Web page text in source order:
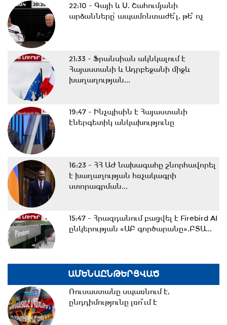
22:10 - Գայի և Ս. Շահումյանի
արձանները՝ ապամոնտաժե՞լ, թե՞ ոչ
21:33 - Ֆրանսիան ակնկալում է
Հայաստանի և Ադրբեջանի միջև
խաղաղության...
19:47 - Ինչպիսին է Հայաստանի
էներգետիկ անկախությունը
16:23 - ՀՀ ԱԺ նախագահը շնորհավորել
է խաղաղության հռչակագրի
ստորագրման...
15:47 - Հրազդանում բացվել է Firebird AI
ընկերության «ԱԲ գործարանը».ԲՏԱ...
15:25 -Հրազդանում բացվել է Firebird AI
ԱՄԵՆԱԸՆԹԵՐՑՎԱԾ
Ռուսաստանը սպառնում է,
ընդդիմությունը լռո՞ւմ է